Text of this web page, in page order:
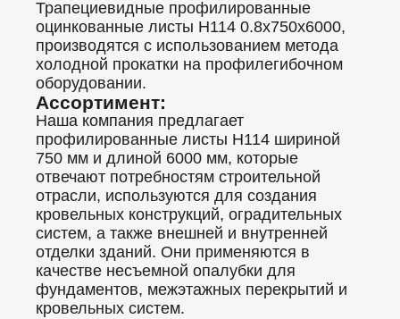
Трапециевидные профилированные
оцинкованные листы Н114 0.8x750x6000,
производятся с использованием метода
холодной прокатки на профилегибочном
оборудовании.
Ассортимент:
Наша компания предлагает
профилированные листы Н114 шириной
750 мм и длиной 6000 мм, которые
отвечают потребностям строительной
отрасли, используются для создания
кровельных конструкций, оградительных
систем, а также внешней и внутренней
отделки зданий. Они применяются в
качестве несъемной опалубки для
фундаментов, межэтажных перекрытий и
кровельных систем.